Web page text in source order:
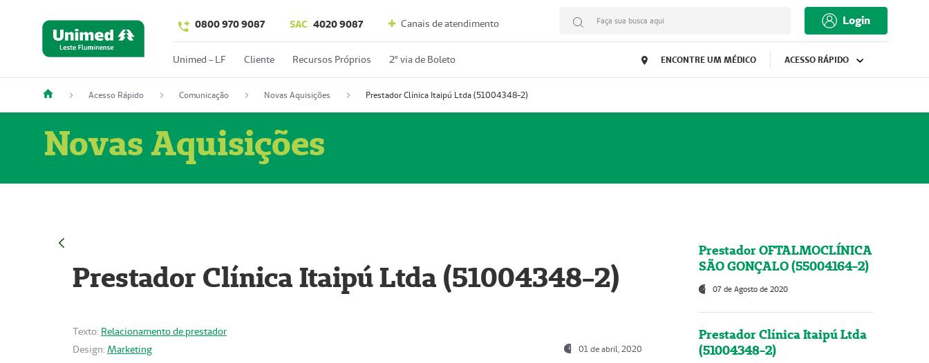
0800 970 9087 SAC 4020 9087 Canais de atendimento Faça sua busca aqui Login
Unimed - LF Cliente Recursos Próprios 2º via de Boleto ENCONTRE UM MÉDICO ACESSO RÁPIDO
Acesso Rápido Comunicação Novas Aquisições Prestador Clínica Itaipú Ltda (51004348-2)
Novas Aquisições
Prestador Clínica Itaipú Ltda (51004348-2)
Texto: Relacionamento de prestador
Design: Marketing 01 de abril, 2020
Prestador OFTALMOCLÍNICA
SÃO GONÇALO (55004164-2)
07 de Agosto de 2020
Prestador Clínica Itaipú Ltda
(51004348-2)